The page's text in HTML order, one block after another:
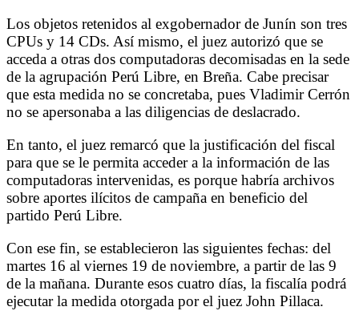
Los objetos retenidos al exgobernador de Junín son tres
CPUs y 14 CDs. Así mismo, el juez autorizó que se
acceda a otras dos computadoras decomisadas en la sede
de la agrupación Perú Libre, en Breña. Cabe precisar
que esta medida no se concretaba, pues Vladimir Cerrón
no se apersonaba a las diligencias de deslacrado.
En tanto, el juez remarcó que la justificación del fiscal
para que se le permita acceder a la información de las
computadoras intervenidas, es porque habría archivos
sobre aportes ilícitos de campaña en beneficio del
partido Perú Libre.
Con ese fin, se establecieron las siguientes fechas: del
martes 16 al viernes 19 de noviembre, a partir de las 9
de la mañana. Durante esos cuatro días, la fiscalía podrá
ejecutar la medida otorgada por el juez John Pillaca.